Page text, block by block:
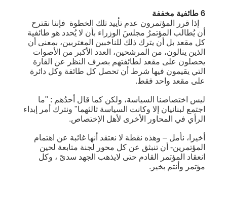
6 طائفية مخففة
إذا قرر المؤتمرون عدم تأييد تلك الخطوة فإننا نقترح
أن يُطالب المؤتمرُ مجلسَ الوزراء بأن لا يُحدد هو طائفية
كل مقعد بل أن يترك ذلك للناخبين المغتربين، بمعنى أن
الذين ينالون، من المرشحين، العدد الأكبر من الأصوات
يحصلون على مقعد لطائفتهم بصرف النظر عن القارة
التي يقيمون فيها شرط أن تحصل كل طائفة وكل دائرة
على مقعد واحد فقط.
ليس اختصاصنا السياسة، ولكن كما قال أحدُهم : "ما
اجتمع لبنانيان إلا وكانت السياسة ثالثهما" ونترك أمر إبداء
الرأي في المحاور الأخرى لأهل الإختصاص.
أخيرا، نأمل – وهذه نقطة لا نعتقد أنها غائبة عن اهتمام
المؤتمرين- أن تنبثق عن كل محور لجنة متابعة لحين
انعقاد المؤتمر القادم حتى لايذهب الجهد سدىً ، وكل
مؤتمر وأنتم بخير.